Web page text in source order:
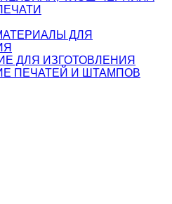
ДЛЯ
ДЛЯ ИЗГОТОВЛЕНИЯ
ПЕЧАТЕЙ И ШТАМПОВ